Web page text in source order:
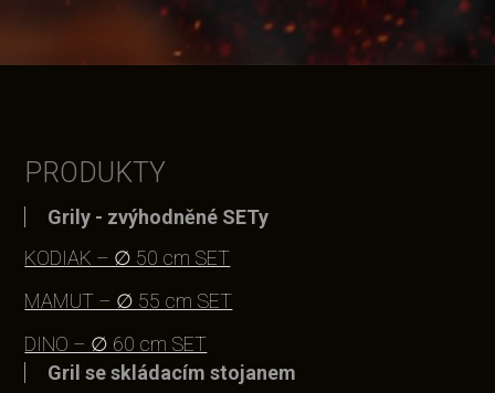
PRODUKTY
Grily - zvýhodněné SETy
KODIAK – ∅ 50 cm SET
MAMUT – ∅ 55 cm SET
DINO – ∅ 60 cm SET
Gril se skládacím stojanem